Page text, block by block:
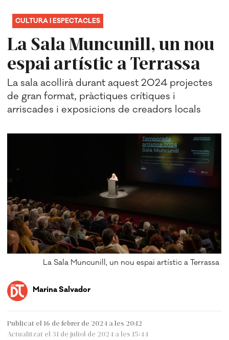
La Sala Muncunill, un nou
espai artístic a Terrassa
CULTURA I ESPECTACLES
La sala acollirà durant aquest 2024 projectes
de gran format, pràctiques crítiques i
arriscades i exposicions de creadors locals
La Sala Muncunill, un nou espai artístic a Terrassa
Marina Salvador
Publicat el 16 de febrer de 2024 a les 20:12
Actualitzat el 31 de juliol de 2024 a les 15:44